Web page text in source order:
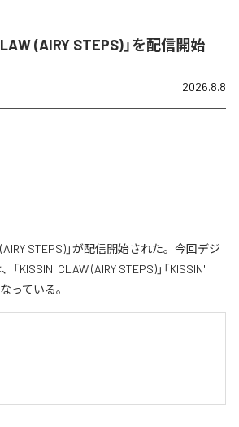
(AIRY STEPS)」を配信開始
2026.8.8
STEPS)」が配信開始された。今回デジ
KISSIN' CLAW (AIRY STEPS)」「KISSIN'
っている。